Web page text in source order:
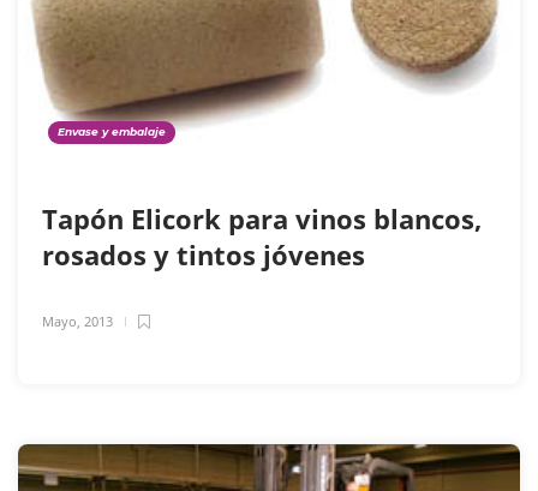
Envase y embalaje
Tapón Elicork para vinos blancos,
rosados y tintos jóvenes
Mayo, 2013